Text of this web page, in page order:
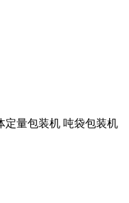
量包装机 吨袋包装机